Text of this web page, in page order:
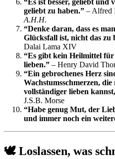
geliebt zu haben.” – Alfred
A.H.H.
“Denke daran, dass es
Glücksfall ist, nicht das zu
Dalai Lama XIV
“Es gibt kein Heilmittel
lieben.” – Henry David
“Ein gebrochenes Herz
Wachstumsschmerzen,
vollständiger lieben
J.S.B. Morse
“Habe genug Mut, der
und immer noch ein
🕊️ Loslassen, was